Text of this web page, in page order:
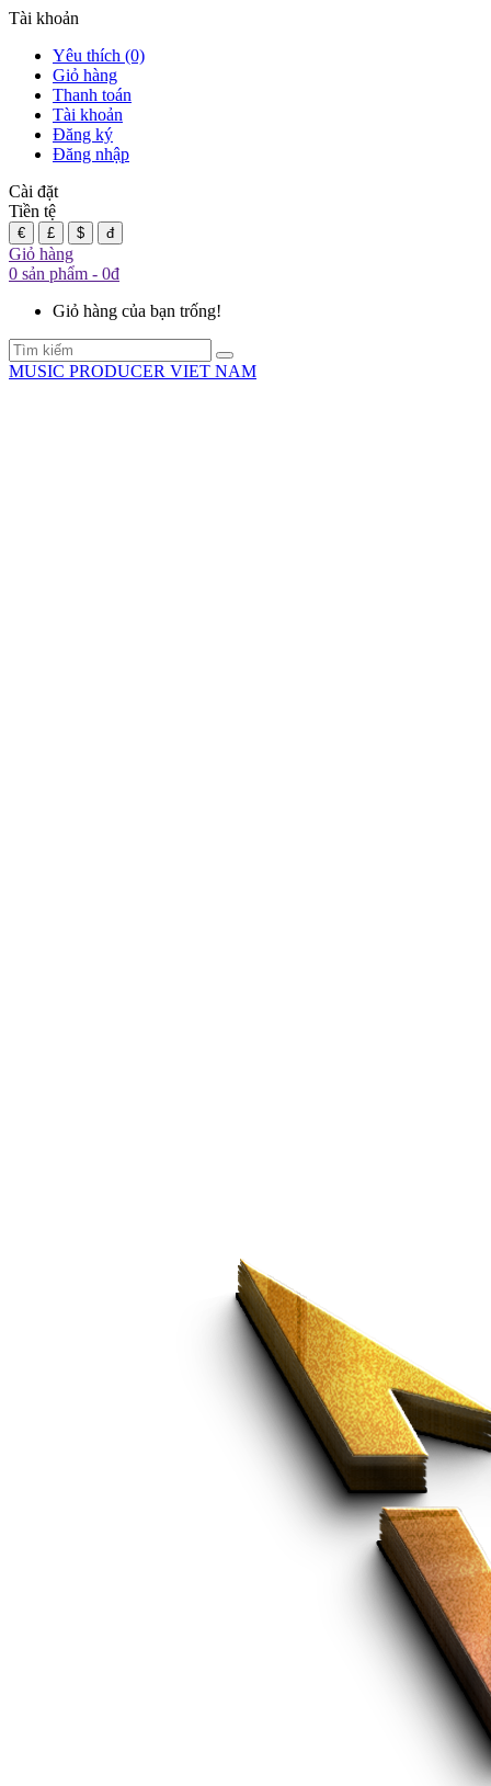
Tài khoản
Yêu thích (0)
Giỏ hàng
Thanh toán
Tài khoản
Đăng ký
Đăng nhập
Cài đặt
Tiền tệ
€ £ $ đ
Giỏ hàng
0 sản phẩm - 0đ
Giỏ hàng của bạn trống!
MUSIC PRODUCER VIET NAM